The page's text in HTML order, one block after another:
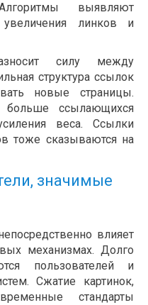
выявляют
линков и
силу между
структура ссылок
новые страницы.
ссылающихся
веса. Ссылки
тоже сказываются на
значимые
влияет
механизмах. Долго
пользователей и
Сжатие картинок,
стандарты